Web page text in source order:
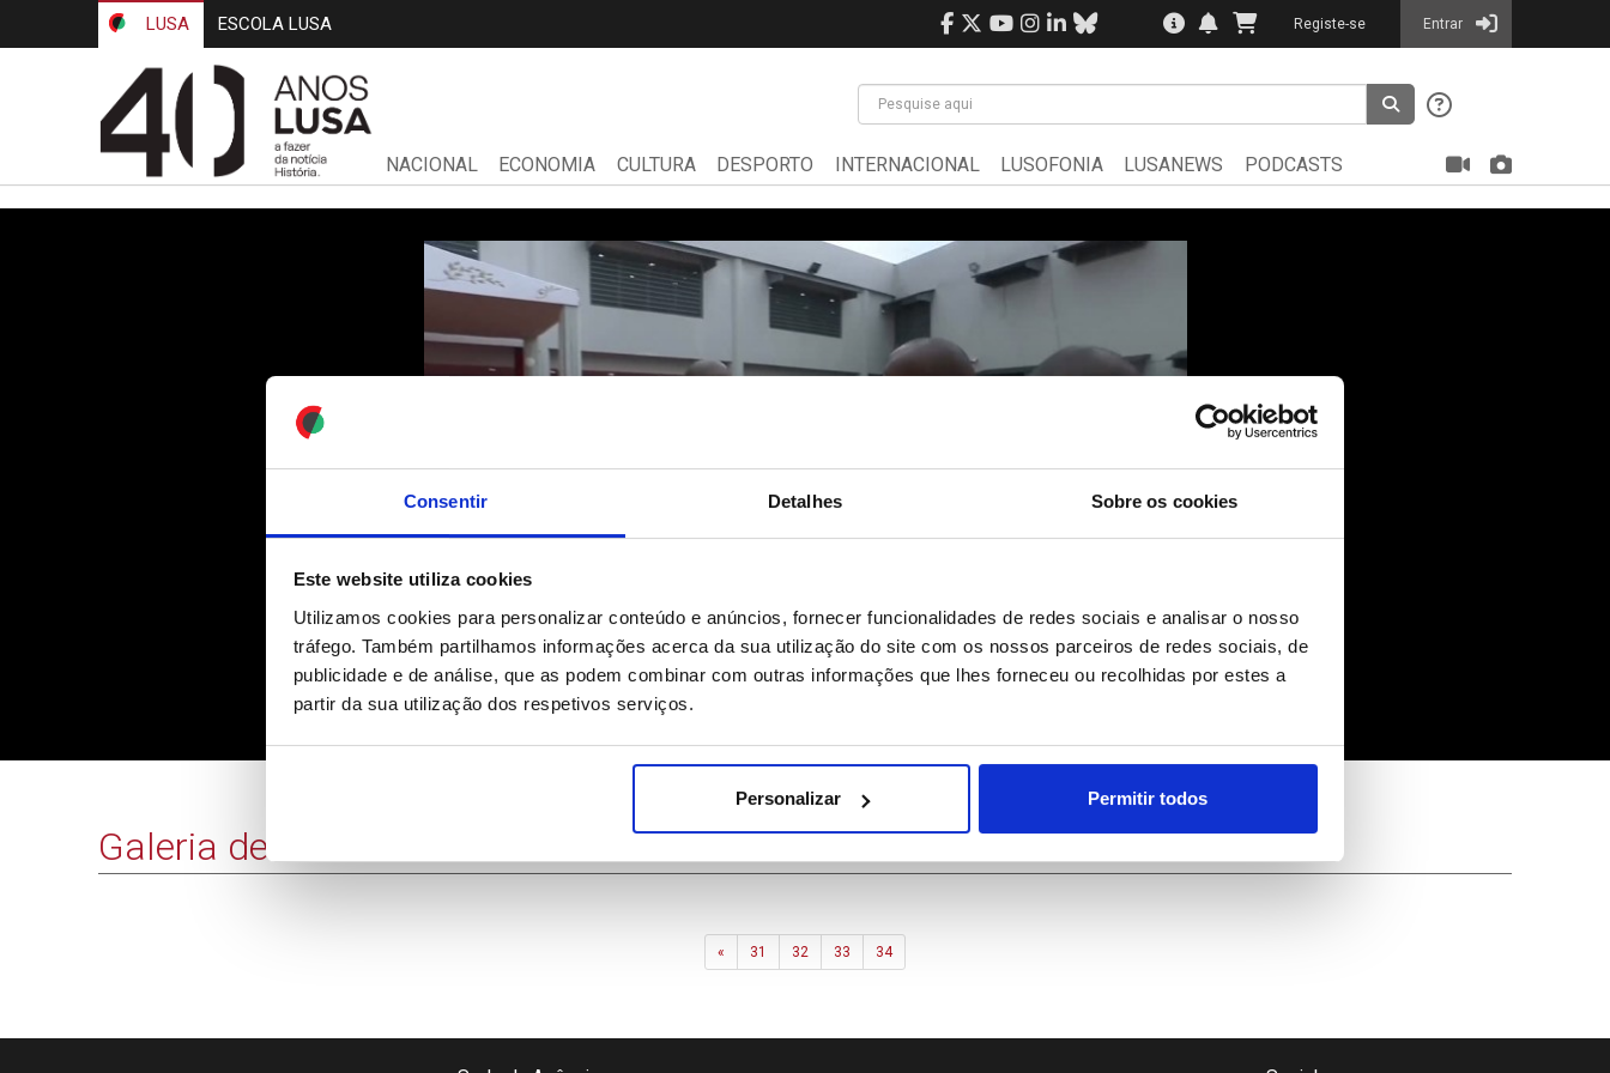
Consentir Detalhes Sobre os cookies
Este website utiliza cookies
Utilizamos cookies para personalizar conteúdo e anúncios, fornecer funcionalidades de redes sociais e analisar o nosso
tráfego. Também partilhamos informações acerca da sua utilização do site com os nossos parceiros de redes sociais, de
publicidade e de análise, que as podem combinar com outras informações que lhes forneceu ou recolhidas por estes a
partir da sua utilização dos respetivos serviços.
Personalizar Permitir todos
LUSA ESCOLA LUSA Registe-se Entrar
NACIONAL ECONOMIA CULTURA DESPORTO INTERNACIONAL LUSOFONIA LUSANEWS PODCASTS
Papa denuncia condições prisionais na Guiné Equatorial
Galeria de Vídeos
« Previous
31 32 33 34